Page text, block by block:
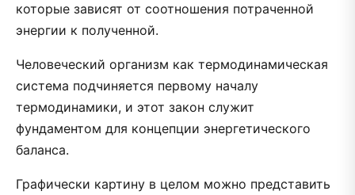
которые зависят от соотношения потраченной
энергии к полученной.
Человеческий организм как термодинамическая
система подчиняется первому началу
термодинамики, и этот закон служит
фундаментом для концепции энергетического
баланса.
Графически картину в целом можно представить